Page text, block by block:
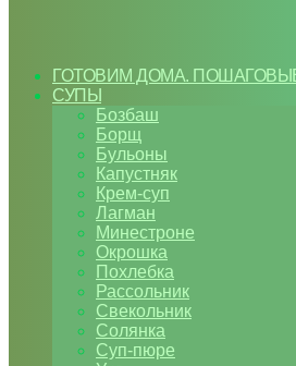
ГОТОВИМ ДОМА.
СУПЫ
Бозбаш
Борщ
Бульоны
Капустняк
Крем-суп
Лагман
Минестроне
Окрошка
Похлебка
Рассольник
Свекольник
Солянка
Суп-пюре